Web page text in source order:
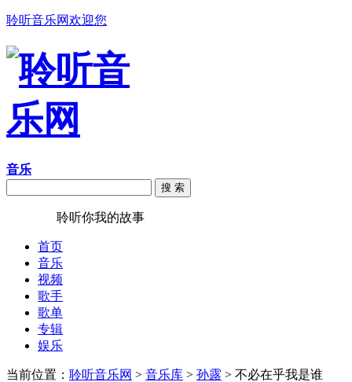
聆听音乐网欢迎您
音乐
搜 索
聆听你我的故事
首页
音乐
视频
歌手
歌单
专辑
娱乐
当前位置： 聆听音乐网 > 音乐库 > 孙露 > 不必在乎我是谁